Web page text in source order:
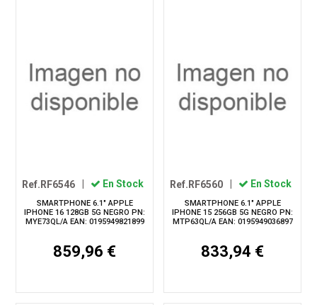
Ref.RF6546 En Stock
SMARTPHONE 6.1" APPLE
IPHONE 16 128GB 5G NEGRO PN:
MYE73QL/A EAN: 0195949821899
859,96 €
Ref.RF6560 En Stock
SMARTPHONE 6.1" APPLE
IPHONE 15 256GB 5G NEGRO PN:
MTP63QL/A EAN: 0195949036897
833,94 €